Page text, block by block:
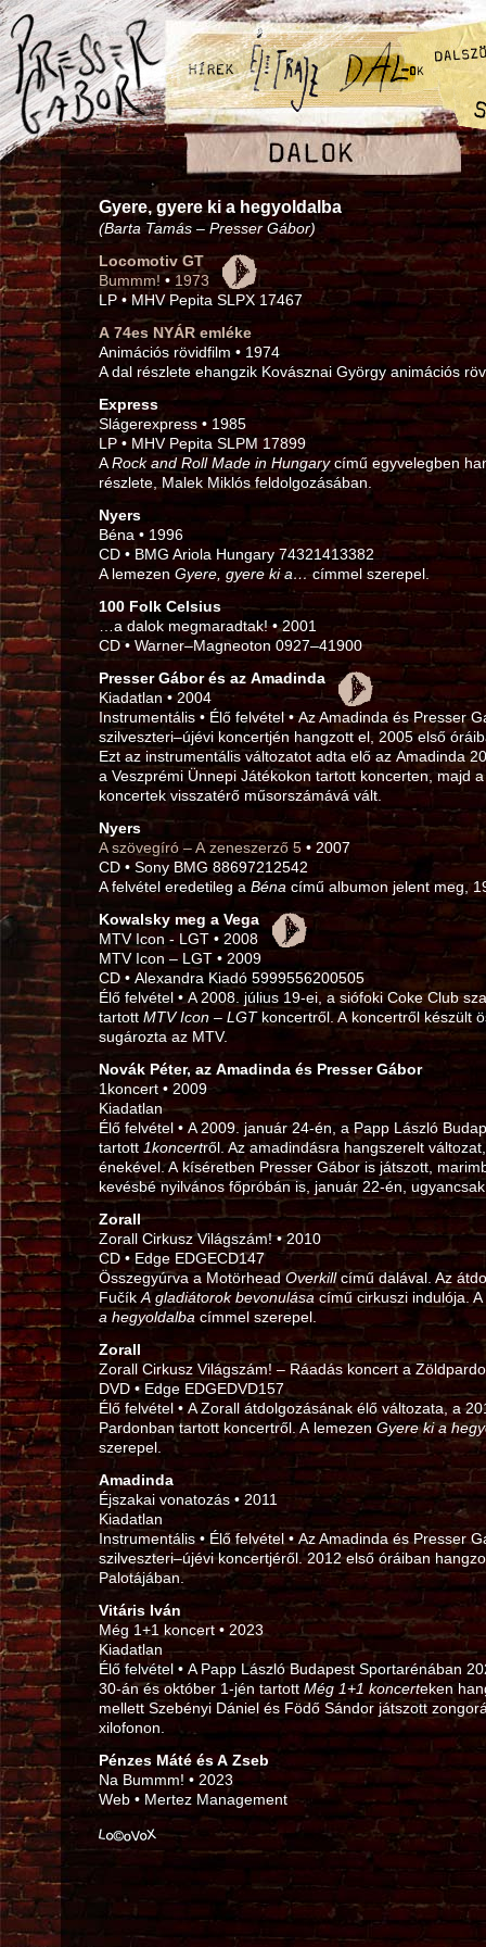
Gyere, gyere ki a hegyoldalba
(Barta Tamás – Presser Gábor)
Locomotiv GT
Bummm! • 1973
LP • MHV Pepita SLPX 17467
A 74es NYÁR emléke
Animációs rövidfilm • 1974
A dal részlete ehangzik Kovásznai György animációs
Express
Slágerexpress • 1985
LP • MHV Pepita SLPM 17899
ARock and Roll Made in Hungarycímű egyvelegben
részlete, Malek Miklós feldolgozásában.
Nyers
Béna • 1996
CD • BMG Ariola Hungary 74321413382
A lemezen Gyere, gyere ki a…címmel szerepel.
100 Folk Celsius
…a dalok megmaradtak! • 2001
CD • Warner–Magneoton 0927–41900
Presser Gábor és az Amadinda
Kiadatlan • 2004
Instrumentális • Élő felvétel • Az Amadinda és Presser
szilveszteri–újévi koncertjén hangzott el, 2005 első
Ezt az instrumentális változatot adta elő az Amadinda
a Veszprémi Ünnepi Játékokon tartott koncerten, majd
koncertek visszatérő műsorszámává vált.
Nyers
A szövegíró – A zeneszerző 5 • 2007
CD • Sony BMG 88697212542
A felvétel eredetileg a Béna című albumon jelent meg,
Kowalsky meg a Vega
MTV Icon - LGT • 2008
MTV Icon – LGT • 2009
CD • Alexandra Kiadó 5999556200505
Élő felvétel • A 2008. július 19‑ei, a siófoki Coke Club
tartott MTV Icon – LGTkoncertről. A koncertről készült
sugározta az MTV.
Novák Péter, az Amadinda és Presser Gábor
1koncert • 2009
Kiadatlan
Élő felvétel • A 2009. január 24‑én, a Papp László
tartott 1koncertről. Az amadindásra hangszerelt
énekével. A kíséretben Presser Gábor is játszott,
kevésbé nyilvános főpróbán is, január 22‑én,
Zorall
Zorall Cirkusz Világszám! • 2010
CD • Edge EDGECD147
Összegyúrva a MotörheadOverkillcímű dalával. Az
Fučík A gladiátorok bevonulása című cirkuszi indulója.
a hegyoldalba címmel szerepel.
Zorall
Zorall Cirkusz Világszám! – Ráadás koncert a
DVD • Edge EDGEDVD157
Élő felvétel • A Zorall átdolgozásának élő változata, a
Pardonban tartott koncertről. A lemezenGyere ki a
szerepel.
Amadinda
Éjszakai vonatozás • 2011
Kiadatlan
Instrumentális • Élő felvétel • Az Amadinda és Presser
szilveszteri–újévi koncertjéről. 2012 első óráiban
Palotájában.
Vitáris Iván
Még 1+1 koncert • 2023
Kiadatlan
Élő felvétel • A Papp László Budapest Sportarénában
30‑án és október 1‑jén tartott Még 1+1 koncerteken
mellett Szebényi Dániel és Födő Sándor játszott
xilofonon.
Pénzes Máté és A Zseb
Na Bummm! • 2023
Web • Mertez Management